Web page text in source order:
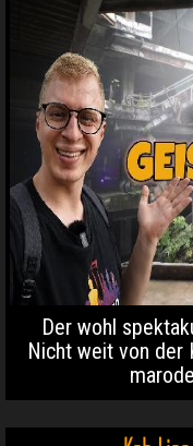
Der wohl
Nicht weit von der